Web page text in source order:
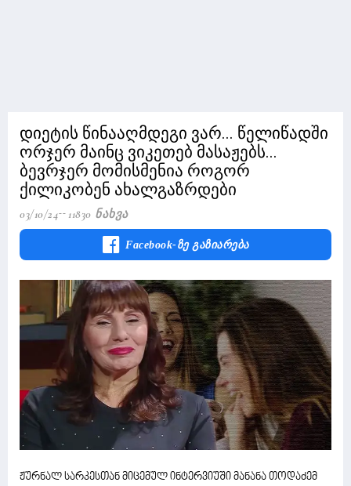
დიეტის წინააღმდეგი ვარ... წელიწადში
ორჯერ მაინც ვიკეთებ მასაჟებს...
ბევრჯერ მომისმენია როგორ
ქილიკობენ ახალგაზრდები
03/10/24 11830 Ნახვა
Facebook-Ზე Გაზიარება
ჟურნალ სარკესთან მიცემულ ინტერვიუში მანანა თოდაძემ